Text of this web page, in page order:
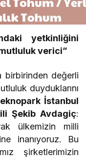
yetkinliğini
verici”
birbirinden değerli
duyduklarını
İstanbul
Şekib Avdagiç:
ülkemizin milli
inanıyoruz. Bu
şirketlerimizin